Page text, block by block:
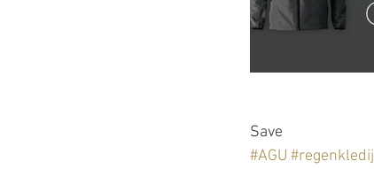
Save
#AGU #regenkledij